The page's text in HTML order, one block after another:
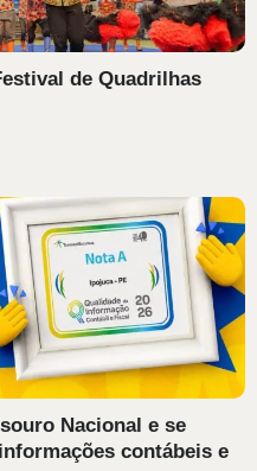
de Quadrilhas
Nacional e se
contábeis e